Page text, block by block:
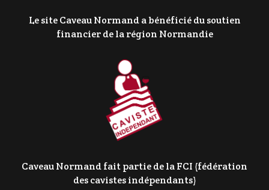
Le site Caveau Normand a bénéficié du soutien
financier de la région Normandie
Caveau Normand fait partie de la FCI (fédération
des cavistes indépendants)